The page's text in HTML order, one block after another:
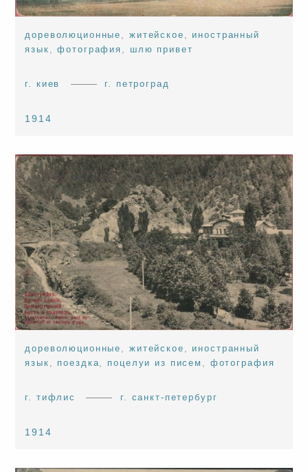
дореволюционные житейское
иностранный
язык
,фотография шлю привет
г. киев г. петроград
1914
дореволюционные житейское
иностранный
язык
поездка поцелуи из писем фотография
г. тифлис г. санкт-петербург
1914